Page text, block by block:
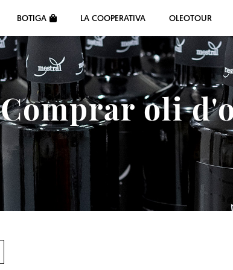
BOTIGA LA COOPERATIVA OLEOTOUR
Comprar oli